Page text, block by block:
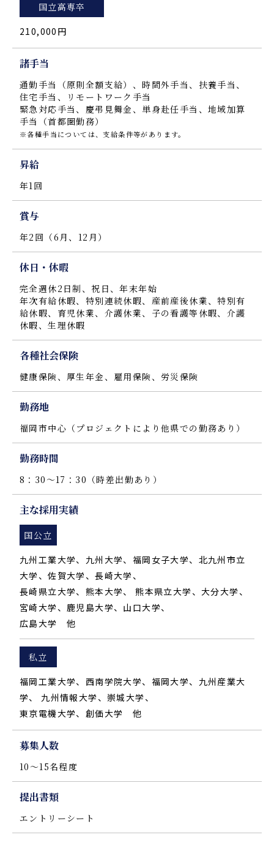
国立高専卒
210,000円
諸手当
通勤手当（原則全額支給）、時間外手当、扶養手当、
住宅手当、リモートワーク手当
緊急対応手当、慶弔見舞金、単身赴任手当、地域加算
手当（首都圏勤務）
※各種手当については、支給条件等があります。
昇給
年1回
賞与
年2回（6月、12月）
休日・休暇
完全週休2日制、祝日、年末年始
年次有給休暇、特別連続休暇、産前産後休業、特別有
給休暇、育児休業、介護休業、子の看護等休暇、介護
休暇、生理休暇
各種社会保険
健康保険、厚生年金、雇用保険、労災保険
勤務地
福岡市中心（プロジェクトにより他県での勤務あり）
勤務時間
8：30～17：30（時差出勤あり）
主な採用実績
国公立
九州工業大学、九州大学、福岡女子大学、北九州市立
大学、佐賀大学、長崎大学、
長崎県立大学、熊本大学、 熊本県立大学、大分大学、
宮崎大学、鹿児島大学、山口大学、
広島大学 他
私立
福岡工業大学、西南学院大学、福岡大学、九州産業大
学、 九州情報大学、崇城大学、
東京電機大学、創価大学 他
募集人数
10～15名程度
提出書類
エントリーシート